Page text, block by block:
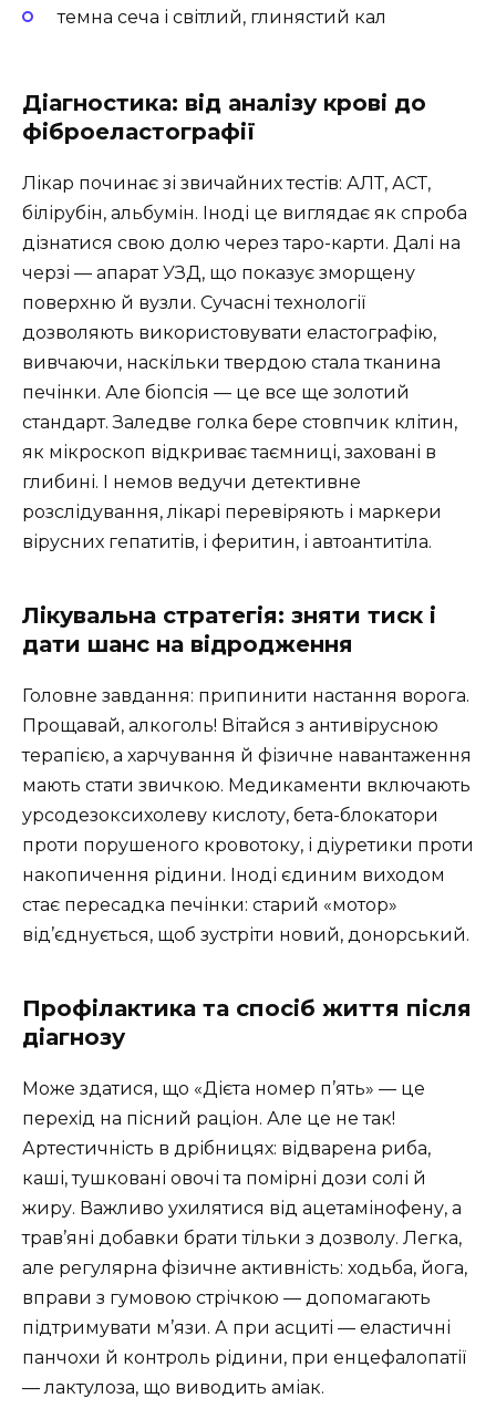
темна сеча і світлий, глинястий кал
Діагностика: від аналізу крові до
фіброеластографії
Лікар починає зі звичайних тестів: АЛТ, АСТ,
білірубін, альбумін. Іноді це виглядає як спроба
дізнатися свою долю через таро-карти. Далі на
черзі — апарат УЗД, що показує зморщену
поверхню й вузли. Сучасні технології
дозволяють використовувати еластографію,
вивчаючи, наскільки твердою стала тканина
печінки. Але біопсія — це все ще золотий
стандарт. Заледве голка бере стовпчик клітин,
як мікроскоп відкриває таємниці, заховані в
глибині. І немов ведучи детективне
розслідування, лікарі перевіряють і маркери
вірусних гепатитів, і феритин, і автоантитіла.
Лікувальна стратегія: зняти тиск і
дати шанс на відродження
Головне завдання: припинити настання ворога.
Прощавай, алкоголь! Вітайся з антивірусною
терапією, а харчування й фізичне навантаження
мають стати звичкою. Медикаменти включають
урсодезоксихолеву кислоту, бета-блокатори
проти порушеного кровотоку, і діуретики проти
накопичення рідини. Іноді єдиним виходом
стає пересадка печінки: старий «мотор»
від’єднується, щоб зустріти новий, донорський.
Профілактика та спосіб життя після
діагнозу
Може здатися, що «Дієта номер п’ять» — це
перехід на пісний раціон. Але це не так!
Артестичність в дрібницях: відварена риба,
каші, тушковані овочі та помірні дози солі й
жиру. Важливо ухилятися від ацетамінофену, а
трав’яні добавки брати тільки з дозволу. Легка,
але регулярна фізичне активність: ходьба, йога,
вправи з гумовою стрічкою — допомагають
підтримувати м’язи. А при асциті — еластичні
панчохи й контроль рідини, при енцефалопатії
— лактулоза, що виводить аміак.